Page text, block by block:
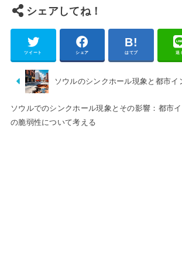
シェアしてね！
ツイート シェア はてブ 送
ソウルのシンクホール現象と都市イ
ソウルでのシンクホール現象とその影響：都市
の脆弱性について考える